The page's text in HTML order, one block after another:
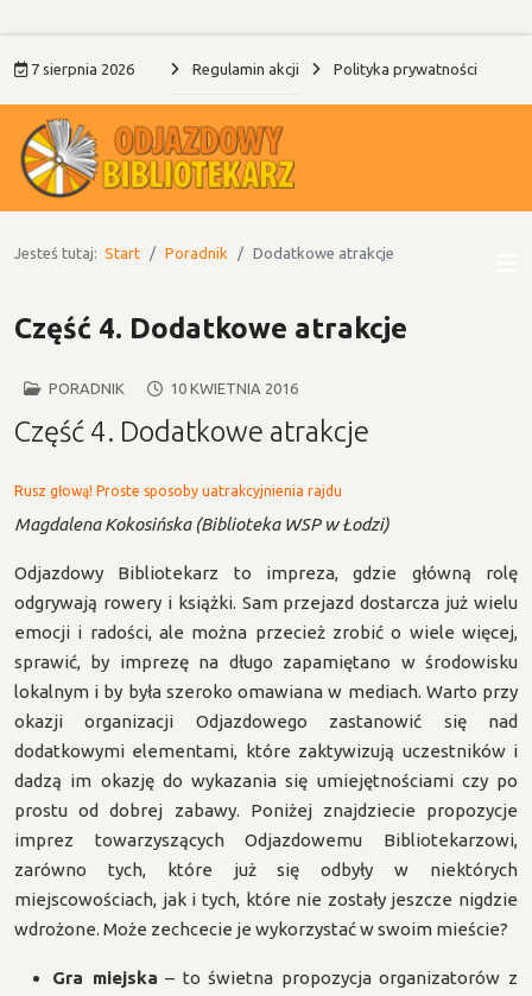
7 sierpnia 2026 Regulamin akcji Polityka prywatności
Jesteś tutaj: Start Poradnik Dodatkowe atrakcje
Część 4. Dodatkowe atrakcje
PORADNIK 10 KWIETNIA 2016
Część 4. Dodatkowe atrakcje
Rusz głową! Proste sposoby uatrakcyjnienia rajdu
Magdalena Kokosińska (Biblioteka WSP w Łodzi)
Odjazdowy Bibliotekarz to impreza, gdzie główną rolę
odgrywają rowery i książki. Sam przejazd dostarcza już wielu
emocji i radości, ale można przecież zrobić o wiele więcej,
sprawić, by imprezę na długo zapamiętano w środowisku
lokalnym i by była szeroko omawiana w mediach. Warto przy
okazji organizacji Odjazdowego zastanowić się nad
dodatkowymi elementami, które zaktywizują uczestników i
dadzą im okazję do wykazania się umiejętnościami czy po
prostu od dobrej zabawy. Poniżej znajdziecie propozycje
imprez towarzyszących Odjazdowemu Bibliotekarzowi,
zarówno tych, które już się odbyły w niektórych
miejscowościach, jak i tych, które nie zostały jeszcze nigdzie
wdrożone. Może zechcecie je wykorzystać w swoim mieście?
Gra miejska – to świetna propozycja organizatorów z